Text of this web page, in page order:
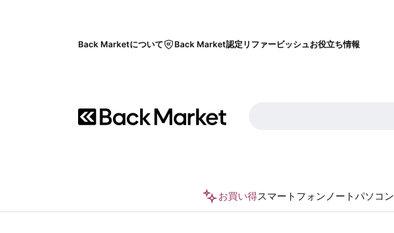
Back Marketについて Back Market認定リファービッシュお役立ち情報
お買い得スマートフォン ノートパソコン